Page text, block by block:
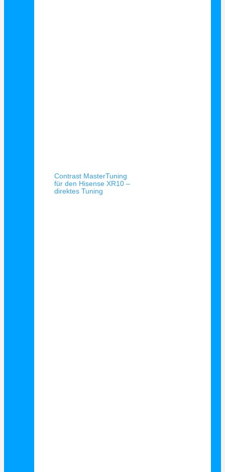
Contrast MasterTuning
für den Hisense XR10 –
direktes Tuning